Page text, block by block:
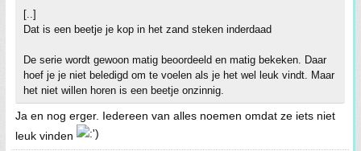
[..]
Dat is een beetje je kop in het zand steken inderdaad
De serie wordt gewoon matig beoordeeld en matig bekeken. Daar
hoef je je niet beledigd om te voelen als je het wel leuk vindt. Maar
het niet willen horen is een beetje onzinnig.
Ja en nog erger. Iedereen van alles noemen omdat ze iets niet
leuk vinden